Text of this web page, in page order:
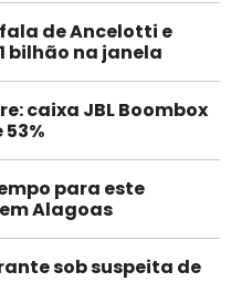
de Ancelotti e
bilhão na janela
caixa JBL Boombox
para este
Alagoas
sob suspeita de